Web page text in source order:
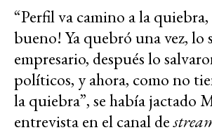
“Perfil va camino a la quiebra,
bueno! Ya quebró una vez, lo
empresario, después lo
políticos, y ahora, como no
la quiebra”, se había jactado
entrevista en el canal de